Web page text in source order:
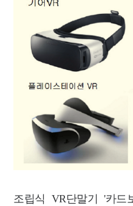
조립식 VR단말기 '카드